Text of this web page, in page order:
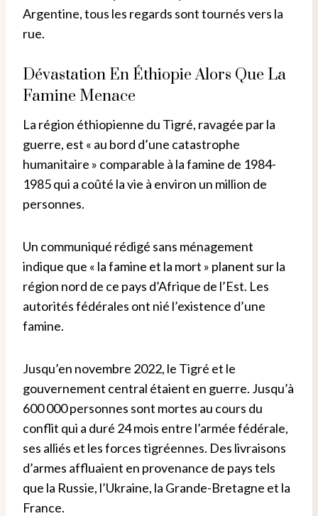
Argentine, tous les regards sont tournés vers la
rue.
Dévastation En Éthiopie Alors Que La
Famine Menace
La région éthiopienne du Tigré, ravagée par la
guerre, est « au bord d’une catastrophe
humanitaire » comparable à la famine de 1984-
1985 qui a coûté la vie à environ un million de
personnes.
Un communiqué rédigé sans ménagement
indique que « la famine et la mort » planent sur la
région nord de ce pays d’Afrique de l’Est. Les
autorités fédérales ont nié l’existence d’une
famine.
Jusqu’en novembre 2022, le Tigré et le
gouvernement central étaient en guerre. Jusqu’à
600 000 personnes sont mortes au cours du
conflit qui a duré 24 mois entre l’armée fédérale,
ses alliés et les forces tigréennes. Des livraisons
d’armes affluaient en provenance de pays tels
que la Russie, l’Ukraine, la Grande-Bretagne et la
France.